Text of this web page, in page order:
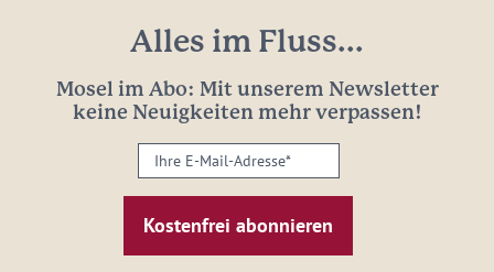
Alles im Fluss...
Mosel im Abo: Mit unserem Newsletter
keine Neuigkeiten mehr verpassen!
Ihre
E-
Mail-
Adresse: